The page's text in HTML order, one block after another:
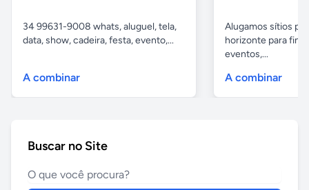
34 99631-9008 whats, aluguel, tela,
data, show, cadeira, festa, evento,...
A combinar
Alugamos sítios
horizonte para
eventos,...
A combinar
Buscar no Site